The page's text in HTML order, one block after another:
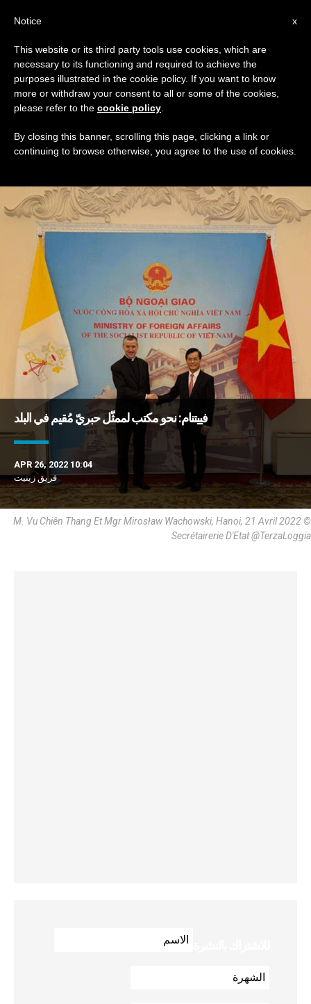
TAG
Posts Tagged ‘هانوي’
DERNIÈRES NOUVELLES
فييتنام: نحو مكتب لممثّل حبريّ مُقيم في البلد
APR 26, 2022 10:04
فريق زينيت
M. Vu Chiên Thang Et Mgr Mirosław Wachowski, Hanoi, 21 Avril 2022 ©
Secrétairerie D'Etat @TerzaLoggia
x
Notice
This website or its third party tools use cookies, which are
necessary to its functioning and required to achieve the
purposes illustrated in the cookie policy. If you want to know
more or withdraw your consent to all or some of the cookies,
please refer to the cookie policy
By closing this banner, scrolling this page, clicking a link or
continuing to browse otherwise, you agree to the use of cookies.